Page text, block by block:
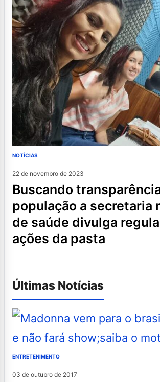
NOTÍCIAS
22 de novembro de 2023
buscando transparência junto à
população a secretaria
de saúde divulga
ações da pasta
Últimas Notícias
ENTRETENIMENTO
03 de outubro de 2017